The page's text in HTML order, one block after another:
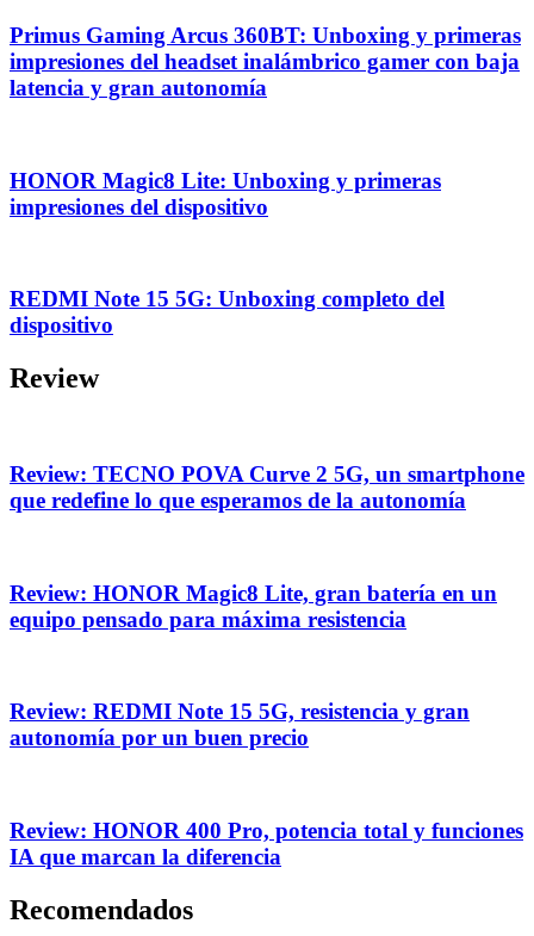
Primus Gaming Arcus 360BT: Unboxing y primeras
impresiones del headset inalámbrico gamer con baja
latencia y gran autonomía
HONOR Magic8 Lite: Unboxing y primeras
impresiones del dispositivo
REDMI Note 15 5G: Unboxing completo del
dispositivo
Review
Review: TECNO POVA Curve 2 5G, un smartphone
que redefine lo que esperamos de la autonomía
Review: HONOR Magic8 Lite, gran batería en un
equipo pensado para máxima resistencia
Review: REDMI Note 15 5G, resistencia y gran
autonomía por un buen precio
Review: HONOR 400 Pro, potencia total y funciones
IA que marcan la diferencia
Recomendados